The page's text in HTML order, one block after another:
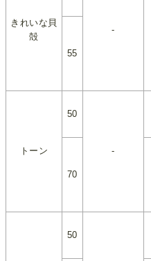
きれいな貝
殻
-
55
トーン
50
-
70
50